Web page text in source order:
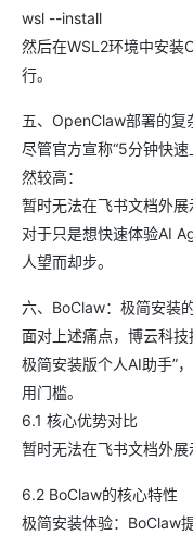
wsl --install
然后在WSL2环境中安
行。
五、OpenClaw部署的复
尽管官方宣称“5分钟快
然较高：
暂时无法在飞书文档外展
对于只是想快速体验AI
人望而却步。
六、BoClaw：极简安装
面对上述痛点，博云科
极简安装版个人AI助手”
用门槛。
6.1 核心优势对比
暂时无法在飞书文档外展
6.2 BoClaw的核心特性
极简安装体验：BoClaw